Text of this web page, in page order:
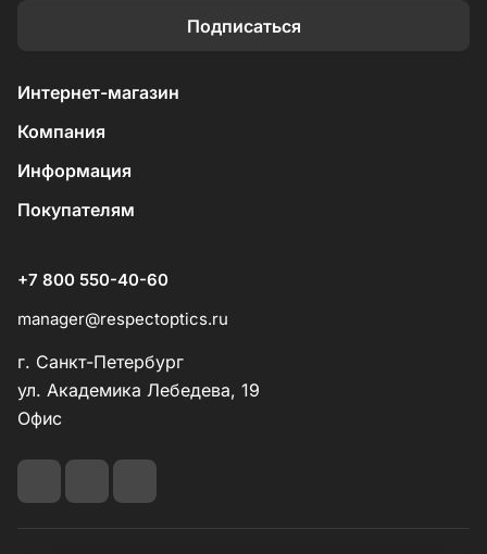
Подписаться
Интернет-магазин
Компания
Информация
Покупателям
+7 800 550-40-60
manager@respectoptics.ru
г. Санкт-Петербург
ул. Академика Лебедева, 19
Офис